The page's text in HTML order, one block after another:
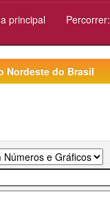
principal Percorrer:
Nordeste do Brasil